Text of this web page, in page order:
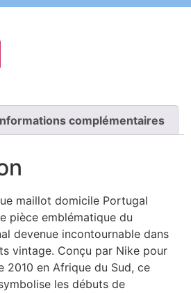
complémentaires
maillot domicile Portugal
pièce emblématique du
devenue incontournable dans
vintage. Conçu par Nike pour
2010 en Afrique du Sud, ce
les débuts de